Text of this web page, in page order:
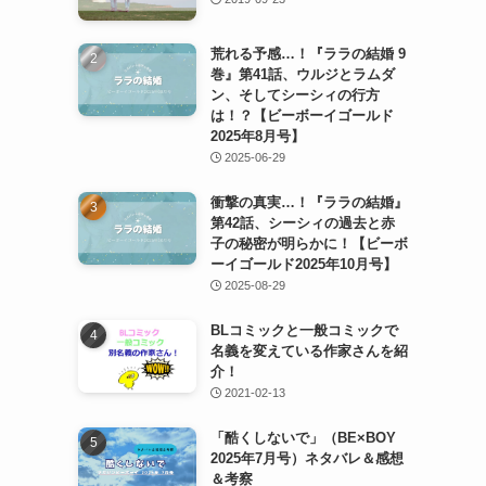
荒れる予感…！『ララの結婚 9
巻』第41話、ウルジとラムダ
ン、そしてシーシィの行方
は！？【ビーボーイゴールド
2025年8月号】
2025-06-29
衝撃の真実…！『ララの結婚』
第42話、シーシィの過去と赤
子の秘密が明らかに！【ビーボ
ーイゴールド2025年10月号】
2025-08-29
BLコミックと一般コミックで
名義を変えている作家さんを紹
介！
2021-02-13
「酷くしないで」（BE×BOY
2025年7月号）ネタバレ＆感想
＆考察